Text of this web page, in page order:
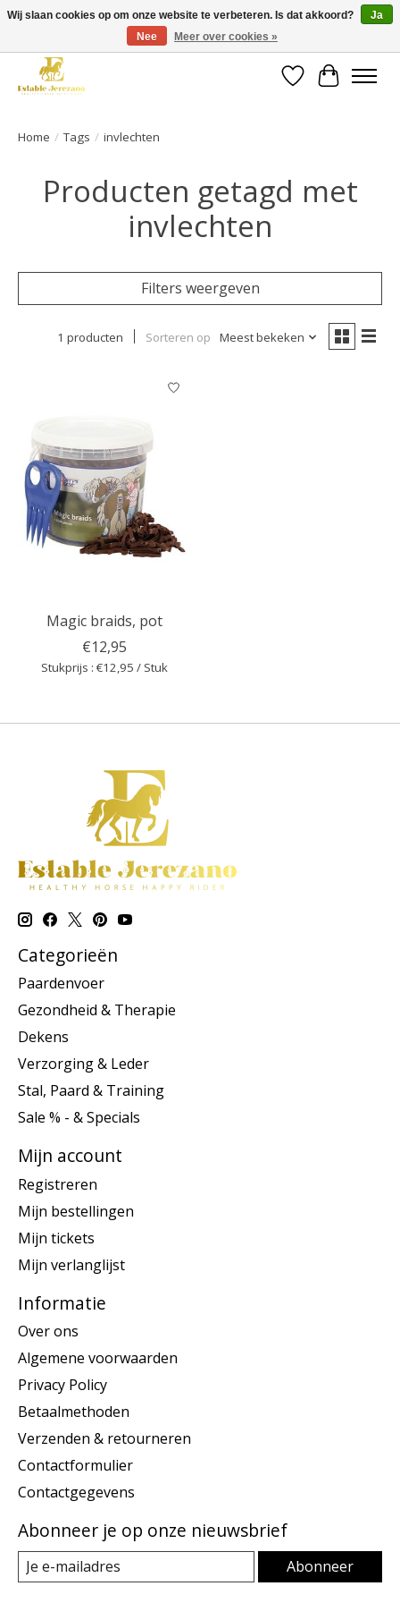
Gratis verzending vanaf €49 op een groot deel van ons assortiment
Verlanglijst
Home / Tags / invlechten
Producten getagd met
invlechten
Filters weergeven
1 producten Sorteren op Meest bekeken
Magic braids, pot
€12,95
Stukprijs : €12,95 / Stuk
Categorieën
Paardenvoer
Gezondheid & Therapie
Dekens
Verzorging & Leder
Stal, Paard & Training
Sale % - & Specials
Mijn account
Registreren
Mijn bestellingen
Mijn tickets
Mijn verlanglijst
Informatie
Over ons
Algemene voorwaarden
Privacy Policy
Betaalmethoden
Verzenden & retourneren
Contactformulier
Contactgegevens
Abonneer je op onze nieuwsbrief
Abonneer
Wij slaan cookies op om onze website te verbeteren. Is dat akkoord?
Ja
Nee
Meer over cookies »